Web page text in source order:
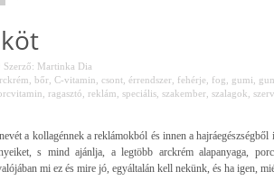
Szerző: Martinka Dia
bőr C-vitamin csont érrendszer fehérje fog gumi
ragasztó reklám speciális szakember szalagok
a kollagénnek a reklámokból és innen a
s mind ajánlja, a legtöbb arckrém alapanyaga,
mi ez és mire jó, egyáltalán kell nekünk, és ha igen,